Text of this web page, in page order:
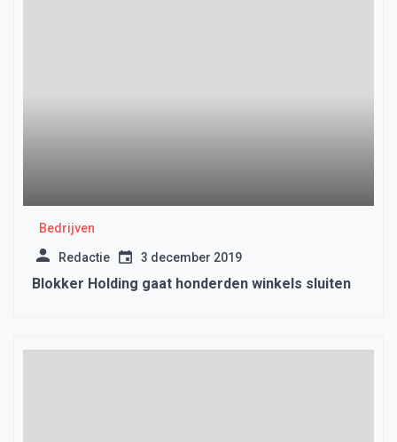
Bedrijven
Redactie 3 december 2019
Blokker Holding gaat honderden winkels sluiten